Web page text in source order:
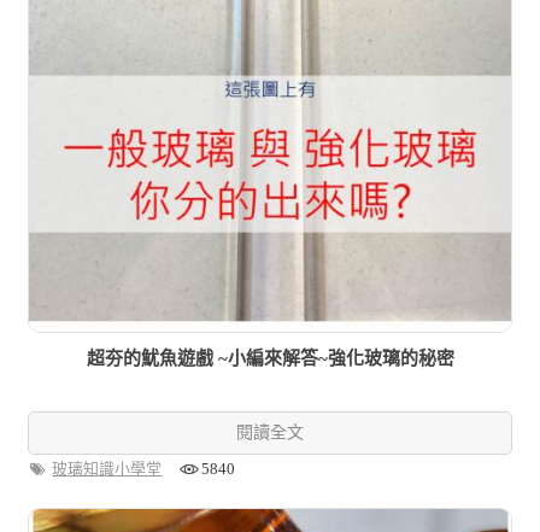
超夯的魷魚遊戲 ~小編來解答~強化玻璃的秘密
閱讀全文
玻璃知識小學堂
5840